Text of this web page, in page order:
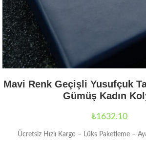
Mavi Renk Geçişli Yusufçuk
Gümüş Kadın
₺1632.10
Ücretsiz Hızlı Kargo – Lüks Paketleme –